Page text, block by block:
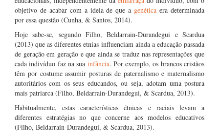
objetivo de acabar com a ideia de que a genética era determinada
por essa questão (Cunha, & Santos, 2014).
Hoje sabe-se, segundo Filho, Beldarrain-Durandegui e Scardua
(2013) que as diferentes etnias influenciam ainda a educação passada
de geração em geração e que ainda se traduz nas representações que
cada indivíduo faz na sua infância. Por exemplo, os brancos cristãos
têm por costume assumir posturas de paternalismo e maternalismo
autoritários com os seus educandos, ou seja, adotam uma postura
mais patriarca (Filho, Beldarrain-Durandegui, & Scardua, 2013).
Habitualmente, estas características étnicas e raciais levam a
diferentes estratégias no que concerne aos modelos educativos
(Filho, Beldarrain-Durandegui, & Scardua, 2013).